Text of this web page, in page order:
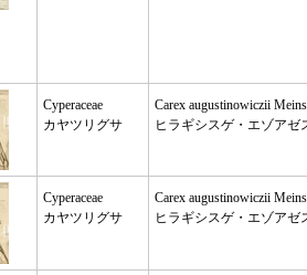
Cyperaceae
カヤツリグサ
Carex augustinowiczii
ヒラギシスゲ・エゾアゼ
Cyperaceae
カヤツリグサ
Carex augustinowiczii
ヒラギシスゲ・エゾアゼ